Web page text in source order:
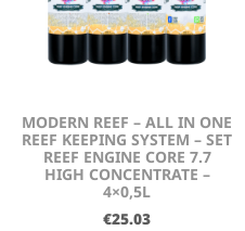
MODERN REEF – ALL IN ONE
REEF KEEPING SYSTEM – SET
REEF ENGINE CORE 7.7
HIGH CONCENTRATE –
4×0,5L
€25.03